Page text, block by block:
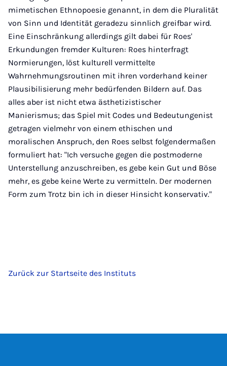
mimetischen Ethnopoesie genannt, in dem die Pluralität
von Sinn und Identität geradezu sinnlich greifbar wird.
Eine Einschränkung allerdings gilt dabei für Roes'
Erkundungen fremder Kulturen: Roes hinterfragt
Normierungen, löst kulturell vermittelte
Wahrnehmungsroutinen mit ihren vorderhand keiner
Plausibilisierung mehr bedürfenden Bildern auf. Das
alles aber ist nicht etwa ästhetizistischer
Manierismus; das Spiel mit Codes und Bedeutungenist
getragen vielmehr von einem ethischen und
moralischen Anspruch, den Roes selbst folgendermaßen
formuliert hat: "Ich versuche gegen die postmoderne
Unterstellung anzuschreiben, es gebe kein Gut und Böse
mehr, es gebe keine Werte zu vermitteln. Der modernen
Form zum Trotz bin ich in dieser Hinsicht konservativ."
Zurück zur Startseite des Instituts